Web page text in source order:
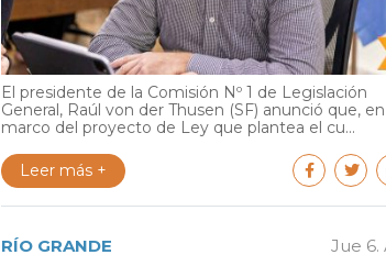
El presidente de la Comisión Nº 1 de Legislación
General, Raúl von der Thusen (SF) anunció que,
marco del proyecto de Ley que plantea el cu...
Leer más +
RÍO GRANDE Jue 6.